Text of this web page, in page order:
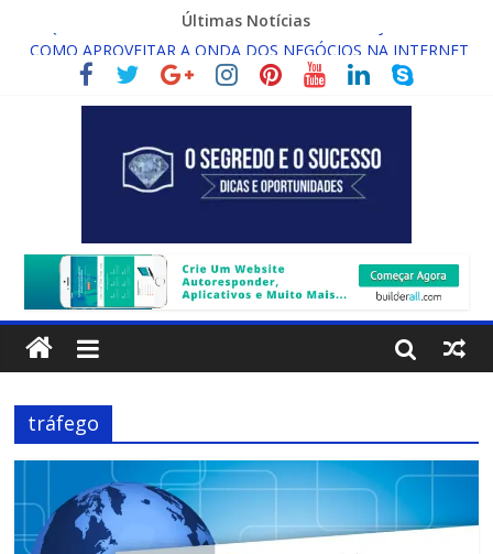
Últimas Notícias
COMO APROVEITAR A ONDA DOS NEGÓCIOS NA INTERNET
ORAÇÃO PELO SUCESSO!!
O QUE É RENDA ONLINE INFINITA?
O QUE É ASSINATURA DIGITAL COM VALIDADE JURÍDICA?
tráfego